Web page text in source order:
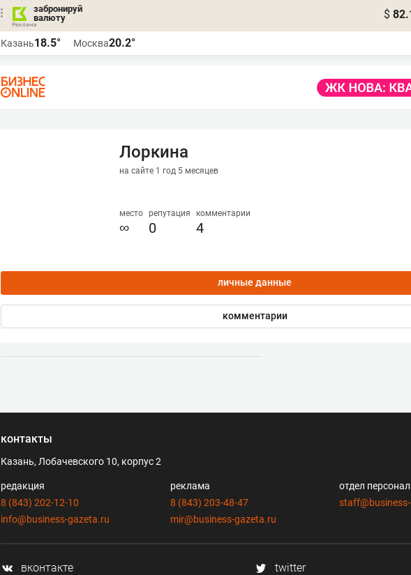
забронируй
валюту
$
Казань18.5° Москва20.2°
Лоркина
на сайте 1 год 5 месяцев
место
∞
репутация
0
комментарии
4
личные данные
комментарии
контакты
Казань, Лобачевского 10, корпус 2
редакция
8 (843) 202-12-10
info@business-gazeta.ru
реклама
8 (843) 203-48-47
mir@business-gazeta.ru
отдел
вконтакте
twitter